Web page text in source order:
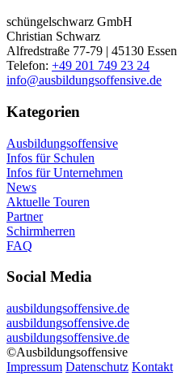
schüngelschwarz GmbH
Christian Schwarz
Alfredstraße 77-79 | 45130 Essen
Telefon: +49 201 749 23 24
info@ausbildungsoffensive.de
Kategorien
Ausbildungsoffensive
Infos für Schulen
Infos für Unternehmen
News
Aktuelle Touren
Partner
Schirmherren
FAQ
Social Media
ausbildungsoffensive.de
ausbildungsoffensive.de
ausbildungsoffensive.de
©Ausbildungsoffensive
Impressum Datenschutz Kontakt